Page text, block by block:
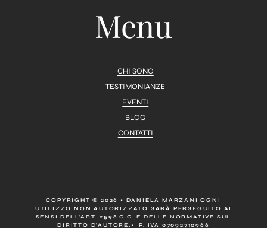
Menu
CHI SONO
TESTIMONIANZE
EVENTI
BLOG
CONTATTI
COPYRIGHT © 2026 • DANIELA MARZANI OGNI
UTILIZZO NON AUTORIZZATO SARÀ PERSEGUITO AI
SENSI DELL’ART. 2598 C.C. E DELLE NORMATIVE SUL
DIRITTO D’AUTORE.• P. IVA 07092710966